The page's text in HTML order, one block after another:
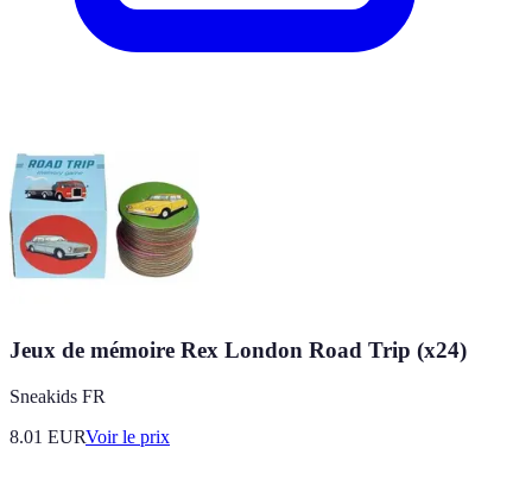
Jeux de mémoire Rex London Road Trip (x24)
Sneakids FR
8.01 EURVoir le prix